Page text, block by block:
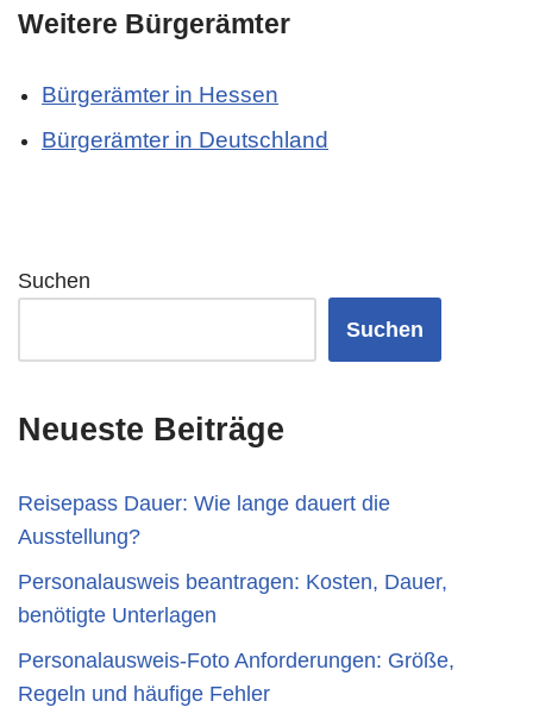
Weitere Bürgerämter
Bürgerämter in Hessen
Bürgerämter in Deutschland
Suchen
Suchen
Neueste Beiträge
Reisepass Dauer: Wie lange dauert die
Ausstellung?
Personalausweis beantragen: Kosten, Dauer,
benötigte Unterlagen
Personalausweis-Foto Anforderungen: Größe,
Regeln und häufige Fehler